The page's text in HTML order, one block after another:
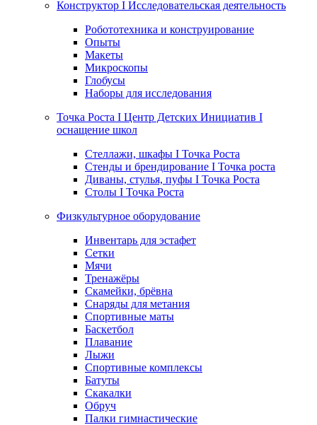
Конструктор I Исследовательская деятельность
Робототехника и конструирование
Опыты
Макеты
Микроскопы
Глобусы
Наборы для исследования
Точка Роста I Центр Детских Инициатив I
оснащение школ
Стеллажи, шкафы I Точка Роста
Стенды и брендирование I Точка роста
Диваны, стулья, пуфы I Точка Роста
Столы I Точка Роста
Физкультурное оборудование
Инвентарь для эстафет
Сетки
Мячи
Тренажёры
Скамейки, брёвна
Снаряды для метания
Спортивные маты
Баскетбол
Плавание
Лыжи
Спортивные комплексы
Батуты
Скакалки
Обруч
Палки гимнастические